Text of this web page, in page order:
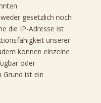
gesetzlich noch
die IP-Adresse ist
unserer
können einzelne
oder
Grund ist ein